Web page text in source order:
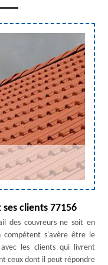
clients 77156
des couvreurs ne soit en
compétent s'avère être le
avec les clients qui livrent
ceux dont il peut répondre